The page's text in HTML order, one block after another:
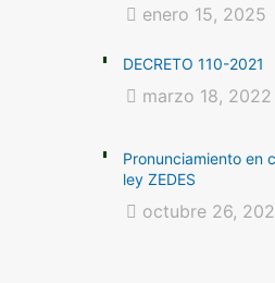
enero 15, 2025
DECRETO 110-2021
marzo 18, 2022
Pronunciamiento en
ley ZEDES
octubre 26,